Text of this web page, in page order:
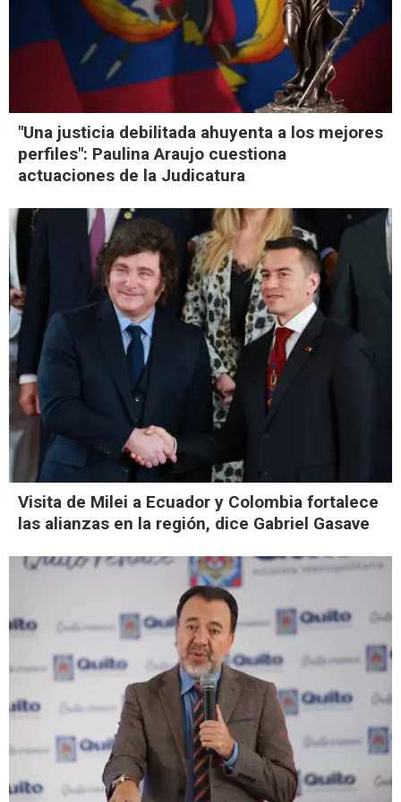
"Una justicia debilitada ahuyenta a los mejores
perfiles": Paulina Araujo cuestiona
actuaciones de la Judicatura
Visita de Milei a Ecuador y Colombia fortalece
las alianzas en la región, dice Gabriel Gasave